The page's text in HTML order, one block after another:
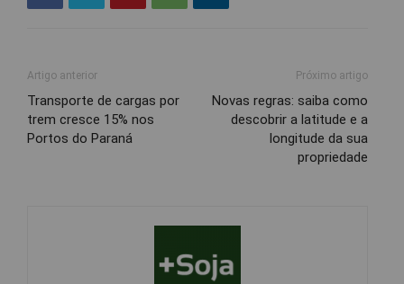
Artigo anterior
Transporte de cargas por
trem cresce 15% nos
Portos do Paraná
Próximo artigo
Novas regras: saiba como
descobrir a latitude e a
longitude da sua
propriedade